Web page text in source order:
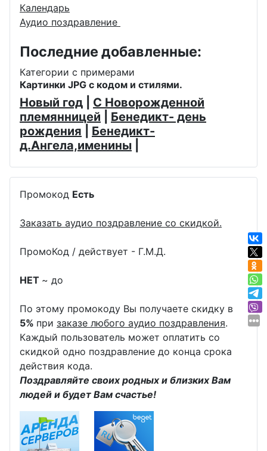
Календарь
Аудио поздравление
Последние добавленные:
Категории с примерами
Картинки JPG с кодом и стилями.
Новый год
С Новорожденной
племянницей
Бенедикт- день
рождения
Бенедикт-
д.Ангела,именины
Промокод Есть
Заказать аудио поздравление со скидкой.
ПромоКод / действует - Г.М.Д.
НЕТ ~ до
По этому промокоду Вы получаете скидку в
5% при заказе любого аудио поздравления.
Каждый пользователь может оплатить со
скидкой одно поздравление до конца срока
действия кода.
Поздравляйте своих родных и близких Вам
людей и будет Вам счастье!